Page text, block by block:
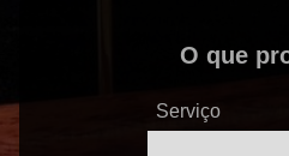
O que
Serviço